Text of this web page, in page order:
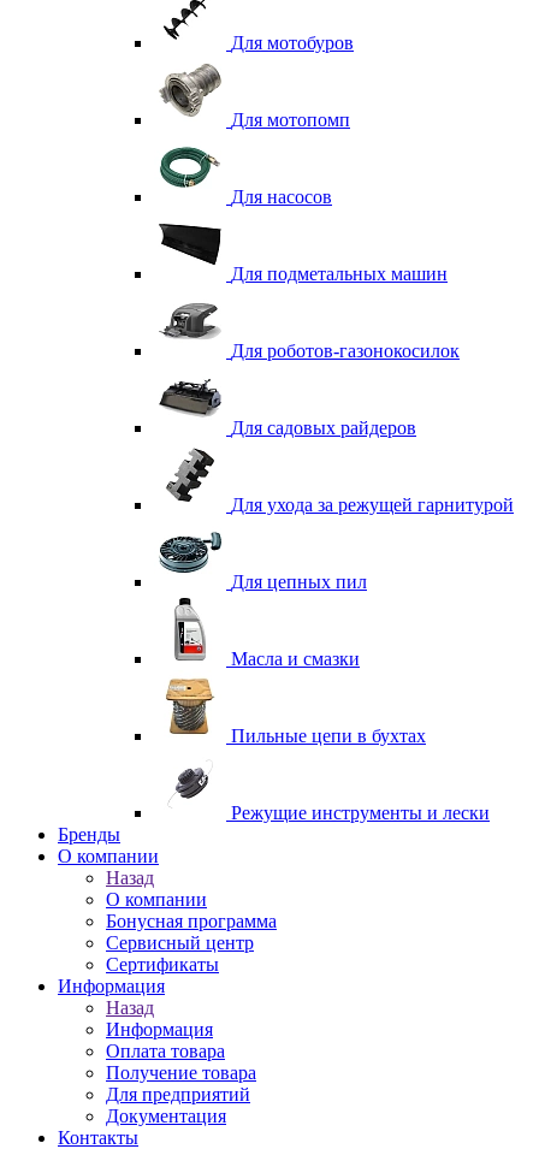
Для мотобуров
Для мотопомп
Для насосов
Для подметальных машин
Для роботов-газонокосилок
Для садовых райдеров
Для ухода за режущей гарнитурой
Для цепных пил
Масла и смазки
Пильные цепи в бухтах
Режущие инструменты и лески
Бренды
О компании
Назад
О компании
Бонусная программа
Сервисный центр
Сертификаты
Информация
Назад
Информация
Оплата товара
Получение товара
Для предприятий
Документация
Контакты